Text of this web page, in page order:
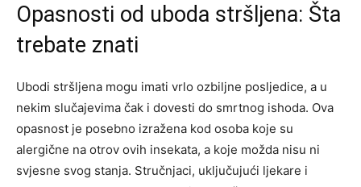
Opasnosti od uboda stršljena: Šta
trebate znati
Ubodi stršljena mogu imati vrlo ozbiljne posljedice, a u
nekim slučajevima čak i dovesti do smrtnog ishoda. Ova
opasnost je posebno izražena kod osoba koje su
alergične na otrov ovih insekata, a koje možda nisu ni
svjesne svog stanja. Stručnjaci, uključujući ljekare i